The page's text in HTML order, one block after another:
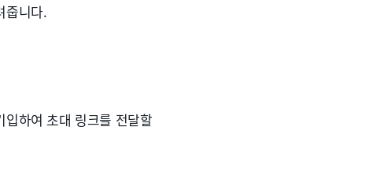
줍니다.
하여 초대 링크를 전달할